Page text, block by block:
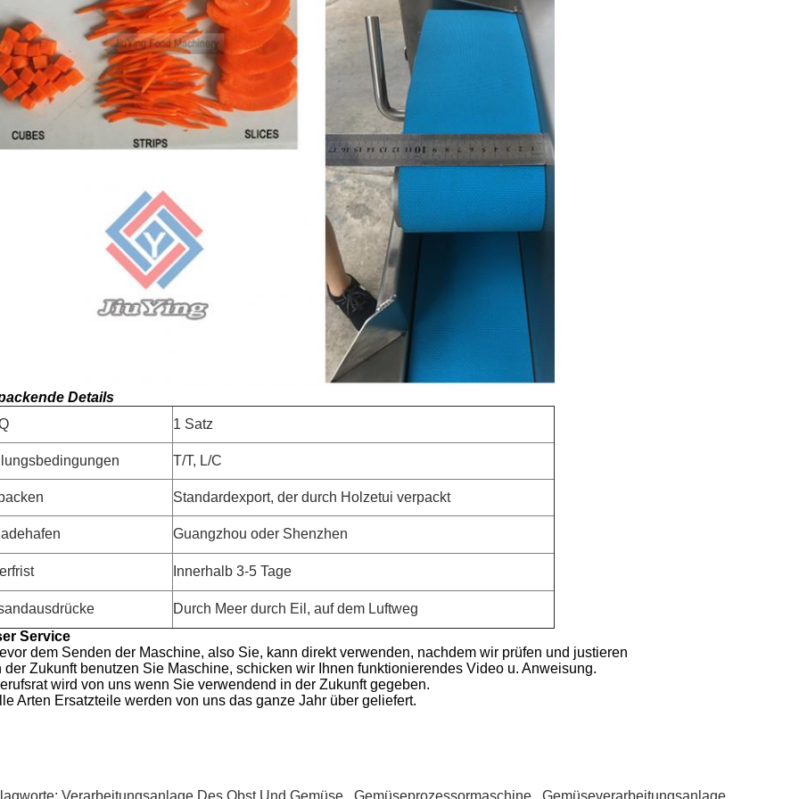
Details
1 Satz
T/T, L/C
Standardexport, der durch Holzetui verpackt
Guangzhou oder Shenzhen
Innerhalb 3-5 Tage
Durch Meer durch Eil, auf dem Luftweg
Service
dem Senden der Maschine, also Sie, kann direkt verwenden, nachdem wir prüfen und justieren
der Zukunft benutzen Sie Maschine, schicken wir Ihnen funktionierendes Video u. Anweisung.
wird von uns wenn Sie verwendend in der Zukunft gegeben.
Arten Ersatzteile werden von uns das ganze Jahr über geliefert.
Verarbeitungsanlage Des Obst Und Gemüse Gemüseprozessormaschine Gemüseverarbeitungsanlage